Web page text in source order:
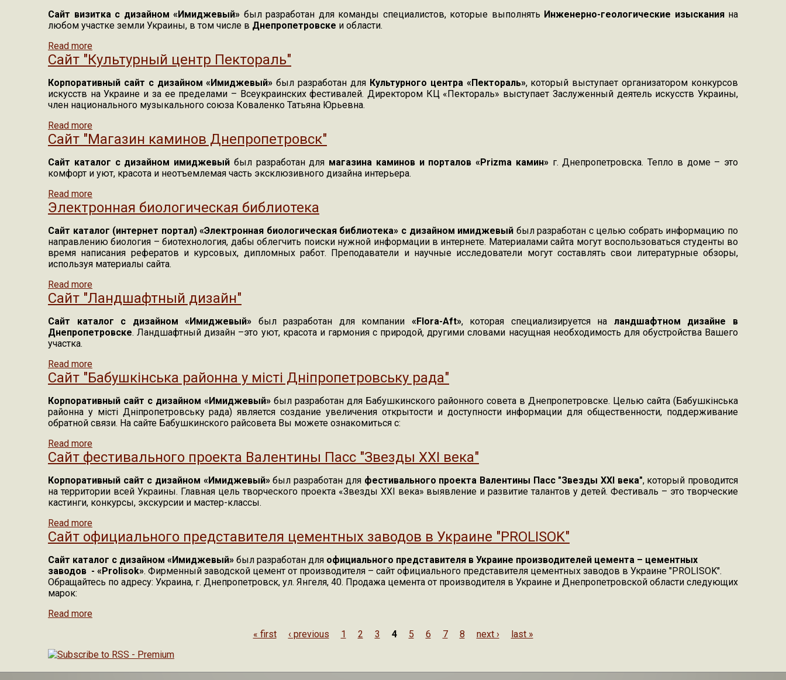
Сайт визитка с дизайном «Имиджевый» был разработан для команды специалистов, которые выполнять Инженерно-геологические изысканияна
любом участке земли Украины, в том числе в Днепропетровске и области.
Read more
Сайт "Культурный центр Пектораль"
Корпоративный сайт с дизайном «Имиджевый» был разработан для Культурного центра «Пектораль», который выступает организатором конкурсов
искусств на Украине и за ее пределами – Всеукраинских фестивалей. Директором КЦ «Пектораль» выступает Заслуженный деятель искусств Украины,
член национального музыкального союза Коваленко Татьяна Юрьевна.
Read more
Сайт "Магазин каминов Днепропетровск"
Сайт каталог с дизайном имиджевый был разработан для магазина каминов и порталов «Prizma камин»г. Днепропетровска. Тепло в доме – это
комфорт и уют, красота и неотъемлемая часть эксклюзивного дизайна интерьера.
Read more
Электронная биологическая библиотека
Сайт каталог (интернет портал) «Электронная биологическая библиотека» с дизайном имиджевый был разработан с целью собрать информацию по
направлению биология – биотехнология, дабы облегчить поиски нужной информации в интернете. Материалами сайта могут воспользоваться студенты во
время написания рефератов и курсовых, дипломных работ. Преподаватели и научные исследователи могут составлять свои литературные обзоры,
используя материалы сайта.
Read more
Сайт "Ландшафтный дизайн"
Сайт каталог с дизайном «Имиджевый» был разработан для компании «Flora-Aft», которая специализируется на ландшафтном дизайне в
Днепропетровске. Ландшафтный дизайн –это уют, красота и гармония с природой, другими словами насущная необходимость для обустройства Вашего
участка.
Read more
Сайт "Бабушкінська районна у місті Дніпропетровську рада"
Корпоративный сайт с дизайном «Имиджевый» был разработан для Бабушкинского районного совета в Днепропетровске. Целью сайта (Бабушкінська
районна у місті Дніпропетровську рада) является создание увеличения открытости и доступности информации для общественности, поддерживание
обратной связи. На сайте Бабушкинского райсовета Вы можете ознакомиться с:
Read more
Сайт фестивального проекта Валентины Пасс "Звезды XXI века"
Корпоративный сайт с дизайном «Имиджевый»был разработан для фестивального проекта Валентины Пасс "Звезды XXI века", который проводится
на территории всей Украины. Главная цель творческого проекта «Звезды XXI века» выявление и развитие талантов у детей. Фестиваль – это творческие
кастинги, конкурсы, экскурсии и мастер-классы.
Read more
Сайт официального представителя цементных заводов в Украине "PROLISOK"
Сайт каталог с дизайном «Имиджевый» был разработан для официального представителя в Украине производителей цемента – цементных
заводов - «Prolisok». Фирменный заводской цемент от производителя – сайт официального представителя цементных заводов в Украине "PROLISOK".
Обращайтесь по адресу: Украина, г. Днепропетровск, ул. Янгеля, 40. Продажа цемента от производителя в Украине и Днепропетровской области следующих
марок:
Read more
« first ‹ previous 1 2 3 4 5 6 7 8 next › last »